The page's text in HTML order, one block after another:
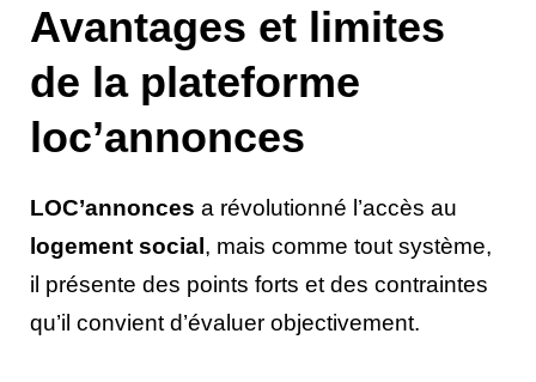
Avantages et limites
de la plateforme
loc’annonces
LOC’annonces a révolutionné l’accès au
logement social, mais comme tout système,
il présente des points forts et des contraintes
qu’il convient d’évaluer objectivement.